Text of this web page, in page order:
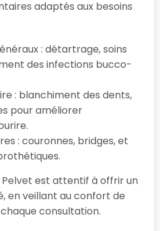
adaptés aux besoins
: détartrage, soins
des infections bucco-
: blanchiment des dents,
pour améliorer
: couronnes, bridges, et
Pelvet est attentif à offrir un
en veillant au confort de
consultation.